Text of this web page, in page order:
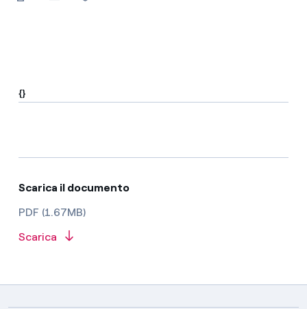
{}
Scarica il documento
PDF (1.67MB)
Scarica